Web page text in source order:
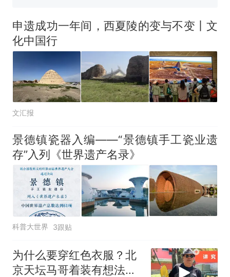
汁，致多名乘客在飞行途中排
队上厕所！乘客：机上100多
非每架飞机都会发放西梅汁
那个在床头放菜刀的女孩，
因老师一句“跟我回家”改写了
人生
申遗成功一年间，西夏陵的变与不变丨文
化中国行
文汇报
景德镇瓷器入编——“景德镇手工瓷业遗
存”入列《世界遗产名录》
科普大世界 3跟贴
为什么要穿红色衣服？北
京天坛马哥着装有想法，